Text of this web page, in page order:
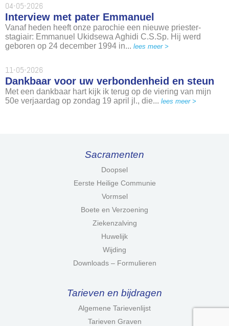
04-05-2026
Interview met pater Emmanuel
Vanaf heden heeft onze parochie een nieuwe priester-
stagiair: Emmanuel Ukidsewa Aghidi C.S.Sp. Hij werd
geboren op 24 december 1994 in... lees meer >
11-05-2026
Dankbaar voor uw verbondenheid en steun
Met een dankbaar hart kijk ik terug op de viering van mijn
50e verjaardag op zondag 19 april jl., die... lees meer >
Sacramenten
Doopsel
Eerste Heilige Communie
Vormsel
Boete en Verzoening
Ziekenzalving
Huwelijk
Wijding
Downloads – Formulieren
Tarieven en bijdragen
Algemene Tarievenlijst
Tarieven Graven